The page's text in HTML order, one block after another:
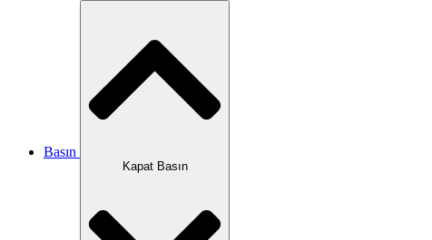
Basın
Kapat Basın